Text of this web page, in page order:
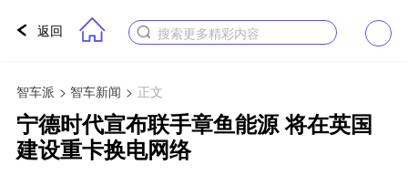
返回 搜索更多精彩内容
智车派 > 智车新闻 > 正文
宁德时代宣布联手章鱼能源 将在英国
建设重卡换电网络